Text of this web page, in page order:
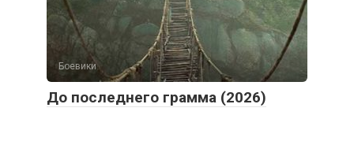
Боевики
До последнего грамма (2026)